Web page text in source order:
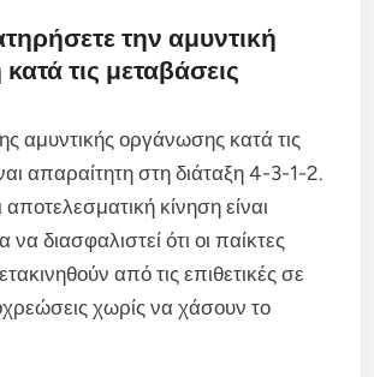
την αμυντική
τις μεταβάσεις
αμυντικής οργάνωσης κατά τις
απαραίτητη στη διάταξη 4-3-1-2.
κίνηση είναι
να διασφαλιστεί ότι οι παίκτες
από τις επιθετικές σε
χωρίς να χάσουν το